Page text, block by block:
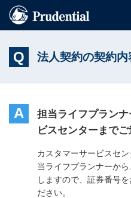
Q 法人契約の契約
A
担当ライフプラン
ビスセンターまでご
カスタマーサービスセ
当ライフプランナーか
しますので、証券番号
ださい。